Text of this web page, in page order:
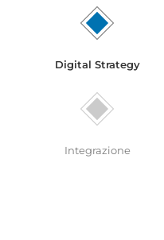
Digital Strategy
Integrazione